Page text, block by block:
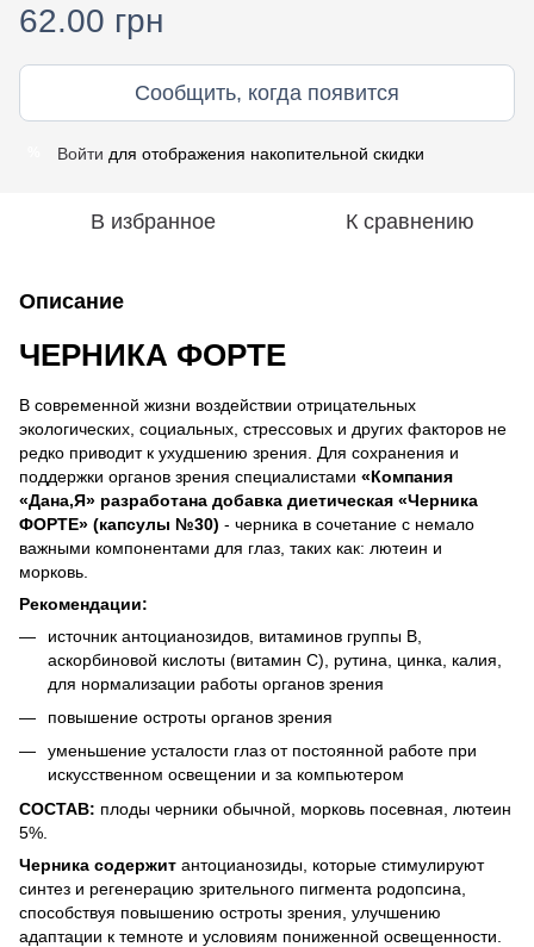
62.00 грн
Сообщить, когда появится
Войти для отображения накопительной скидки
В избранное К сравнению
Описание
ЧЕРНИКА ФОРТЕ
В современной жизни воздействии отрицательных
экологических, социальных, стрессовых и других факторов не
редко приводит к ухудшению зрения. Для сохранения и
поддержки органов зрения специалистами «Компания
«Дана,Я» разработана добавка диетическая «Черника
ФОРТЕ» (капсулы №30) - черника в сочетание с немало
важными компонентами для глаз, таких как: лютеин и
морковь.
Рекомендации:
источник антоцианозидов, витаминов группы В,
аскорбиновой кислоты (витамин С), рутина, цинка, калия,
для нормализации работы органов зрения
повышение остроты органов зрения
уменьшение усталости глаз от постоянной работе при
искусственном освещении и за компьютером
СОСТАВ: плоды черники обычной, морковь посевная, лютеин
5%.
Черника содержит антоцианозиды, которые стимулируют
синтез и регенерацию зрительного пигмента родопсина,
способствуя повышению остроты зрения, улучшению
адаптации к темноте и условиям пониженной освещенности.